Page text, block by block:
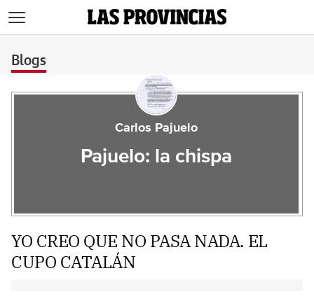
Blogs
Carlos Pajuelo
Pajuelo: la chispa
YO CREO QUE NO PASA NADA. EL
CUPO CATALÁN